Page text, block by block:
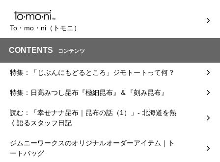
To・mo・ni（トモニ）
CONTENTS コンテンツ
特集：「じぶんにもどるところ」ジモトートって何？
特集：日高みつし昆布『極細昆布』＆『刻み昆布』
読む：「幸せナナ昆布｜昆布の話（1）」- 北海道を熱
く語るスタッフ日記
ジムニーワークスのオリジナルオーダーアイテム｜ト
ートバッグ